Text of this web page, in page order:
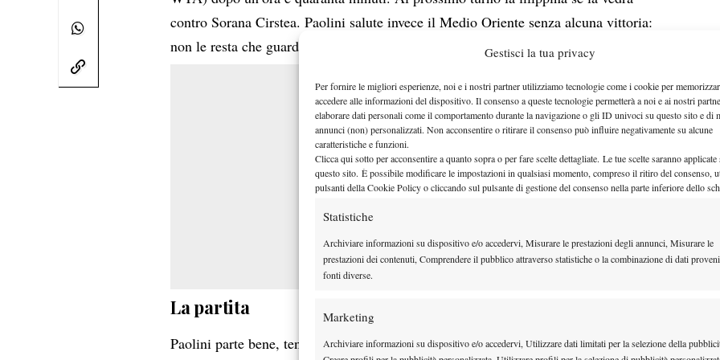
Gestisci la tua privacy
Per fornire le migliori esperienze, noi e i nostri partner utilizziamo tecnologie come i cookie per
accedere alle informazioni del dispositivo. Il consenso a queste tecnologie permetterà a noi e ai nostri
elaborare dati personali come il comportamento durante la navigazione o gli ID univoci su questo sito e di
annunci (non) personalizzati. Non acconsentire o ritirare il consenso può influire negativamente su alcune
caratteristiche e funzioni.
Clicca qui sotto per acconsentire a quanto sopra o per fare scelte dettagliate. Le tue scelte saranno applicate
questo sito. È possibile modificare le impostazioni in qualsiasi momento, compreso il ritiro del consenso,
pulsanti della Cookie Policy o cliccando sul pulsante di gestione del consenso nella parte inferiore dello
Statistiche
Archiviare informazioni su dispositivo e/o accedervi, Misurare le prestazioni degli annunci, Misurare le
prestazioni dei contenuti, Comprendere il pubblico attraverso statistiche o la combinazione di dati
fonti diverse.
Marketing
Archiviare informazioni su dispositivo e/o accedervi, Utilizzare dati limitati per la selezione della
contro Sorana Cirstea. Paolini salute invece il Medio Oriente senza alcuna vittoria:
non le resta che guardare al futuro con i WTA 1000 di Indian Wells e Miami.
La partita
Paolini parte bene, tenendo la battuta a 0, ma poi crolla improvvisamente: subisce